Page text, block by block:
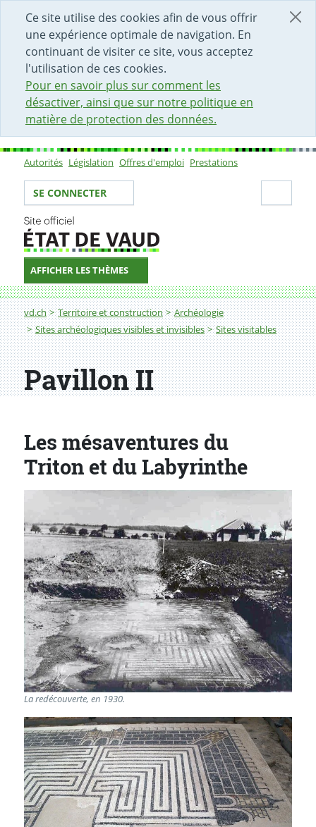
Ce site utilise des cookies afin de vous offrir
une expérience optimale de navigation. En
continuant de visiter ce site, vous acceptez
l'utilisation de ces cookies.
Pour en savoir plus sur comment les
désactiver, ainsi que sur notre politique en
matière de protection des données.
DÉBUT DU CONTENU DE LA PAGE
ACCÈS AU CHAMP DE RECHERCHE
PAGE D'ACCUEIL
FORMULAIRE DE CONTACT
Sous-navigation
Autorités Législation Offres d'emploi Prestations
Votre identité
SE CONNECTER
AFFICHER LES THÈMES
Fil d'Ariane
vd.ch Territoire et construction
Archéologie
Sites archéologiques visibles et invisibles
Sites visitables
Pavillon II
Les mésaventures du
Triton et du Labyrinthe
La redécouverte, en 1930.